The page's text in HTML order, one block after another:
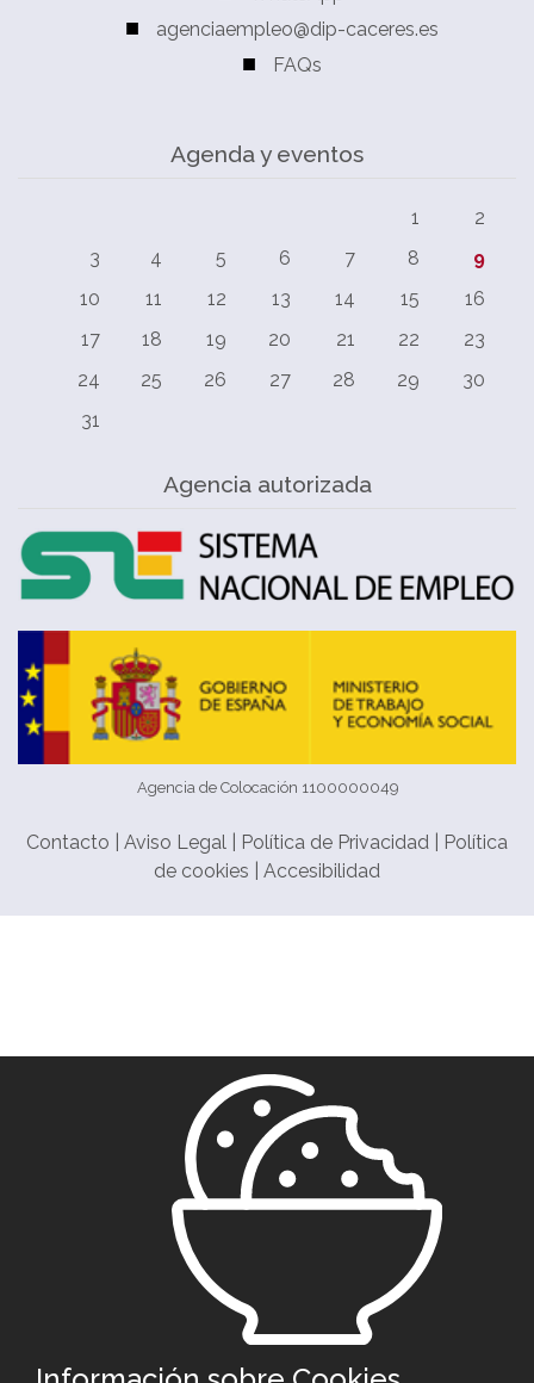
agenciaempleo@dip-caceres.es
FAQs
Agenda y eventos
1
2
3
4 5 6 7 8
9
10
11 12 13 14 15
16
17
18 19 20 21 22
23
24
25 26 27 28 29
30
31
Agencia autorizada
Agencia de Colocación 1100000049
Contacto Aviso Legal Política de Privacidad
Política
de cookies
Accesibilidad